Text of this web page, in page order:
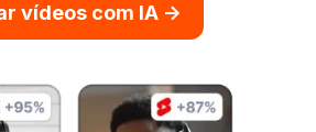
vídeos com IA ->